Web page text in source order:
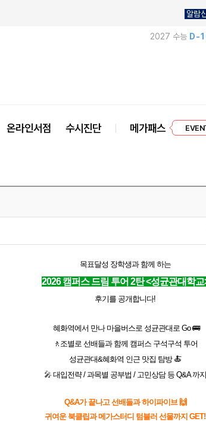
알람
2027 수능 D-
온라인서점 수시진단 메가패스
목표달성 장학생과 함께 하는
2026 캠퍼스 드림 투어 2탄<성균관대학교
후기를 공개합니다!
혜화역에서 만나 마을버스로 성균관대로 Go 🚌
🚶조별로 선배들과 함께 캠퍼스 구석구석 투어
성균관대&혜화역 인근 맛집 탐방 🍝
🎤대입전략 / 과목별 공부법 / 고민상담 등 Q&A 까지
Q&A가 끝나고 선배들과 하이파이브 🙌
귀여운 북클립과메가스터디 텀블러 선물까지 GET!